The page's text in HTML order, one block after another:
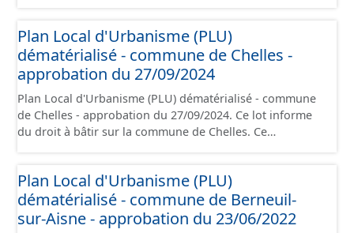
administratives, le rapport de présentation, le PADD, le
règlement, les annexes, les orientations d'aménagement
et les données géographiques. Malgré l'attention portée
à la création de ces données, il est rappelé que seuls les
documents papier font foi et sont opposables d'un point
de vue juridique.
Plan Local d'Urbanisme (PLU)
dématérialisé - commune de Chelles -
approbation du 27/09/2024
Plan Local d'Urbanisme (PLU) dématérialisé - commune
de Chelles - approbation du 27/09/2024. Ce lot informe
du droit à bâtir sur la commune de Chelles. Ce
administratives, le rapport de présentation, le PADD, le
règlement (à l'exception des plans de zonages), les
annexes, les orientations d'aménagement et les données
Plan Local d'Urbanisme (PLU)
dématérialisé - commune de Berneuil-
sur-Aisne - approbation du 23/06/2022